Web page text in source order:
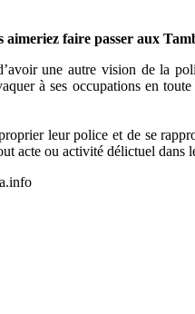
aimeriez faire passer aux
une autre vision de la
à ses occupations en
leur police et de se
acte ou activité délictuel